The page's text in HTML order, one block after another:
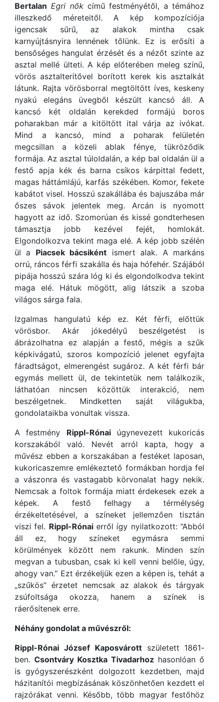
Bertalan Egri nőkcímű festményétől, a témához
illeszkedő méreteitől. A kép kompozíciója
igencsak sűrű, az alakok mintha csak
karnyújtásnyira lennének tőlünk. Ez is erősíti a
bensőséges hangulat érzését és a nézőt szinte az
asztal mellé ülteti. A kép előterében meleg színű,
vörös asztalterítővel borított kerek kis asztalkát
látunk. Rajta vörösborral megtöltött íves, keskeny
nyakú elegáns üvegből készült kancsó áll. A
kancsó két oldalán kerekded formájú boros
poharakban már a kitöltött ital várja az ivókat.
Mind a kancsó, mind a poharak felületén
megcsillan a közeli ablak fénye, tükröződik
formája. Az asztal túloldalán, a kép bal oldalán ül a
festő apja kék és barna csíkos kárpittal fedett,
magas háttámlájú, karfás székében. Komor, fekete
kabátot visel. Hosszú szakállába és bajuszába már
őszes sávok jelentek meg. Arcán is nyomott
hagyott az idő. Szomorúan és kissé gondterhesen
támasztja jobb kezével fejét, homlokát.
Elgondolkozva tekint maga elé. A kép jobb szélén
ül a Piacsek bácsiként ismert alak. A markáns
orrú, ráncos férfi szakálla és haja hófehér. Szájából
pipája hosszú szára lóg ki és elgondolkodva tekint
maga elé. Hátuk mögött, alig látszik a szoba
világos sárga fala.
Izgalmas hangulatú kép ez. Két férfi, előttük
vörösbor. Akár jókedélyű beszélgetést is
ábrázolhatna ez alapján a festő, mégis a szűk
képkivágatú, szoros kompozíció jelenet egyfajta
fáradtságot, elmerengést sugároz. A két férfi bár
egymás mellett ül, de tekintetük nem találkozik,
láthatóan nincsen közöttük interakció, nem
beszélgetnek. Mindketten saját világukba,
gondolataikba vonultak vissza.
A festmény Rippl-Rónaiúgynevezett kukoricás
korszakából való. Nevét arról kapta, hogy a
művész ebben a korszakában a festéket laposan,
kukoricaszemre emlékeztető formákban hordja fel
a vászonra és vastagabb körvonalat hagy nekik.
Nemcsak a foltok formája miatt érdekesek ezek a
képek. A festő felhagy a térmélység
érzékeltetésével, a színeket jellemzően tisztán
viszi fel. Rippl-Rónaierről így nyilatkozott: “Abból
áll ez, hogy színeket egymásra semmi
körülmények között nem rakunk. Minden szín
megvan a tubusban, csak ki kell venni belőle, úgy,
ahogy van.” Ezt érzékeljük ezen a képen is, tehát a
„szűkös” érzetet nemcsak az alakok és tárgyak
zsúfoltsága okozza, hanem a színek is
ráerősítenek erre.
Néhány gondolat a művészről:
Rippl-Rónai József Kaposvárott született 1861-
ben. Csontváry Kosztka Tivadarhoz hasonlóan ő
is gyógyszerészként dolgozott kezdetben, majd
házitanítói megbízásának köszönhetően kezdett el
rajzórákat venni. Később, több magyar festőhöz